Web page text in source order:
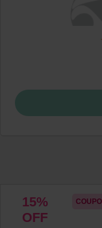
15%
OFF